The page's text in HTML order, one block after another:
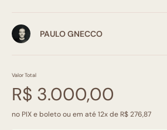
PAULO GNECCO
Valor Total
R$ 3.000,00
no PIX e boleto ou em até 12x de R$ 276,87